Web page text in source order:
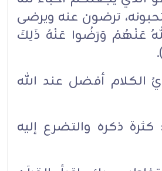
ترضون عنه ويرضى
عَنْهُمْ وَرَضُوا عَنْهُ ذَلِكَ
الكلام أفضل عند الله
كثرة ذكره والتضرع إليه